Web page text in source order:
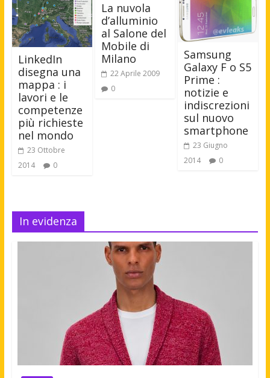
LinkedIn
disegna una
mappa : i
lavori e le
competenze
più richieste
nel mondo
23 Ottobre
2014
0
La nuvola
d’alluminio
al Salone del
Mobile di
Milano
22 Aprile 2009
0
Samsung
Galaxy F o S5
Prime :
notizie e
indiscrezioni
sul nuovo
smartphone
23 Giugno
2014
0
In evidenza